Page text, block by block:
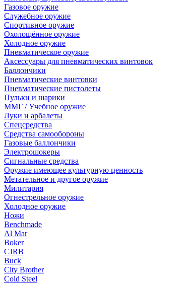
Газовое оружие
Служебное оружие
Спортивное оружие
Охолощённое оружие
Холодное оружие
Пневматическое оружие
Аксессуары для пневматических винтовок
Баллончики
Пневматические винтовки
Пневматические пистолеты
Пульки и шарики
ММГ / Учебное оружие
Луки и арбалеты
Спецсредства
Средства самообороны
Газовые баллончики
Электрошокеры
Сигнальные средства
Оружие имеющее культурную ценность
Метательное и другое оружие
Милитария
Огнестрельное оружие
Холодное оружие
Ножи
Benchmade
Al Mar
Boker
CJRB
Buck
City Brother
Cold Steel